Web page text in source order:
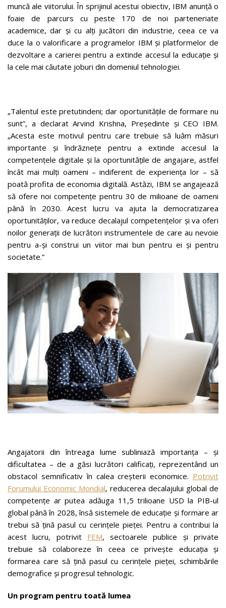
muncă ale viitorului. În sprijinul acestui obiectiv, IBM anunță o
foaie de parcurs cu peste 170 de noi parteneriate
academice, dar și cu alți jucători din industrie, ceea ce va
duce la o valorificare a programelor IBM și platformelor de
dezvoltare a carierei pentru a extinde accesul la educație și
la cele mai căutate joburi din domeniul tehnologiei.
„Talentul este pretutindeni; dar oportunitățile de formare nu
sunt”, a declarat Arvind Krishna, Președinte și CEO IBM.
„Acesta este motivul pentru care trebuie să luăm măsuri
importante și îndrăznețe pentru a extinde accesul la
competențele digitale și la oportunitățile de angajare, astfel
încât mai mulți oameni – indiferent de experiența lor – să
poată profita de economia digitală. Astăzi, IBM se angajează
să ofere noi competențe pentru 30 de milioane de oameni
până în 2030. Acest lucru va ajuta la democratizarea
oportunităților, va reduce decalajul competențelor și va oferi
noilor generații de lucrători instrumentele de care au nevoie
pentru a-și construi un viitor mai bun pentru ei și pentru
societate.”
Angajatorii din întreaga lume subliniază importanța – și
dificultatea – de a găsi lucrători calificați, reprezentând un
obstacol semnificativ în calea creșterii economice. Potrivit
Forumului Economic Mondial, reducerea decalajului global de
competențe ar putea adăuga 11,5 trilioane USD la PIB-ul
global până în 2028, însă sistemele de educație și formare ar
trebui să țină pasul cu cerințele pieței. Pentru a contribui la
acest lucru, potrivit FEM, sectoarele publice și private
trebuie să colaboreze în ceea ce privește educația și
formarea care să țină pasul cu cerințele pieței, schimbările
demografice și progresul tehnologic.
Un program pentru toată lumea